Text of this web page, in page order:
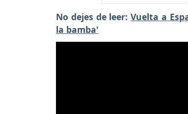
No dejes de leer:Vuelta a
la bamba'